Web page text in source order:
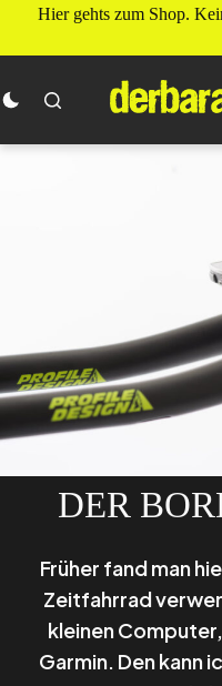
Hier gehts zum Shop.
DER
Früher fand man
Zeitfahrrad
kleinen
Garmin. Den kann